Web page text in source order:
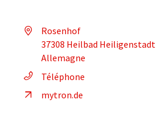
Rosenhof
37308 Heilbad Heiligenstadt
Allemagne
Téléphone
mytron.de